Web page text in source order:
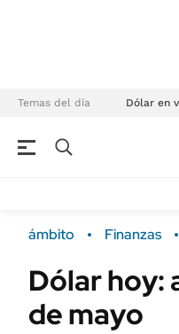
Temas del día Dólar en
Campo
FINANZAS
ámbito Finanzas
Dólar hoy:
de mayo